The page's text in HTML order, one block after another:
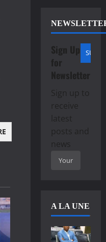
Sign Up
for
Newsletter
Sign up to
receive
latest
posts and
news
A LA UNE